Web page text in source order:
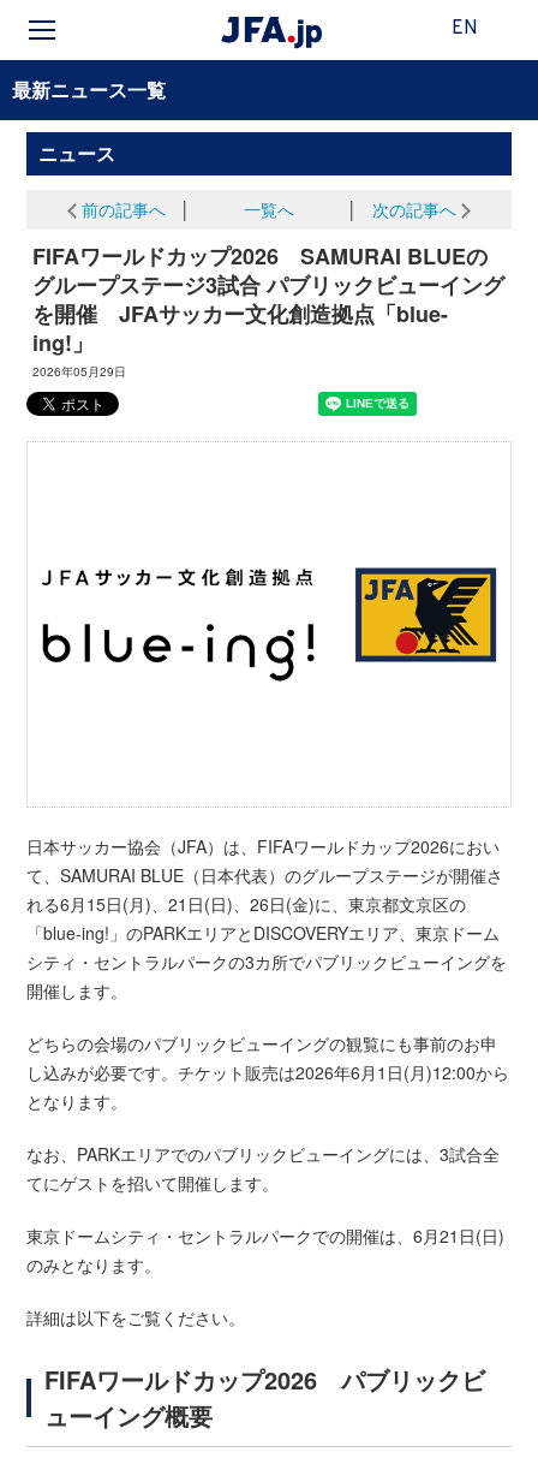
EN
最新ニュース一覧
ニュース
前の記事へ 一覧へ 次の記事へ
FIFAワールドカップ2026 SAMURAI BLUEの
グループステージ3試合 パブリックビューイング
を開催 JFAサッカー文化創造拠点「blue-
ing!」
2026年05月29日
日本サッカー協会（JFA）は、FIFAワールドカップ2026におい
て、SAMURAI BLUE（日本代表）のグループステージが開催さ
れる6月15日(月)、21日(日)、26日(金)に、東京都文京区の
「blue-ing!」のPARKエリアとDISCOVERYエリア、東京ドーム
シティ・セントラルパークの3カ所でパブリックビューイングを
開催します。
どちらの会場のパブリックビューイングの観覧にも事前のお申
し込みが必要です。チケット販売は2026年6月1日(月)12:00から
となります。
なお、PARKエリアでのパブリックビューイングには、3試合全
てにゲストを招いて開催します。
東京ドームシティ・セントラルパークでの開催は、6月21日(日)
のみとなります。
詳細は以下をご覧ください。
FIFAワールドカップ2026 パブリックビ
ューイング概要